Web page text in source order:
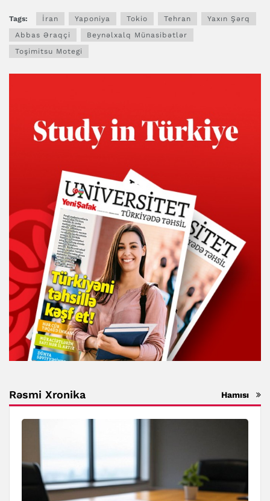
Tags: İran Yaponiya Tokio Tehran
Yaxın Şərq
Abbas Əraqçi
Beynəlxalq Münasibətlər
Toşimitsu Motegi
Rəsmi Xronika Hamısı